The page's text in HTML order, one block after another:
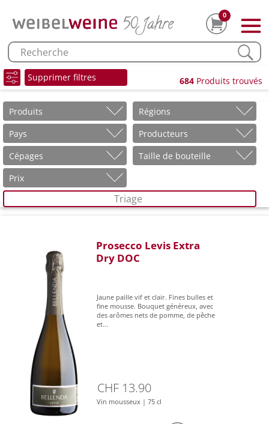
0
Supprimer filtres 684 Produits trouvés
Produits
Régions
Pays
Producteurs
Cépages
Taille de bouteille
Prix
Triage
Prosecco Levis Extra
Dry DOC
Jaune paille vif et clair. Fines bulles et
fine mousse. Bouquet généreux, avec
des arômes nets de pomme, de pêche
et...
CHF 13.90
Vin mousseux | 75 cl